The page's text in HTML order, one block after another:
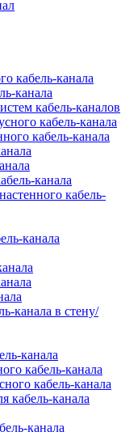
кабель-канала
канала
кабель-каналов
кабель-канала
кабель-канала
канала
кабель-
канала
канала в стену/
канала
кабель-канала
кабель-канала
кабель-канала
канала